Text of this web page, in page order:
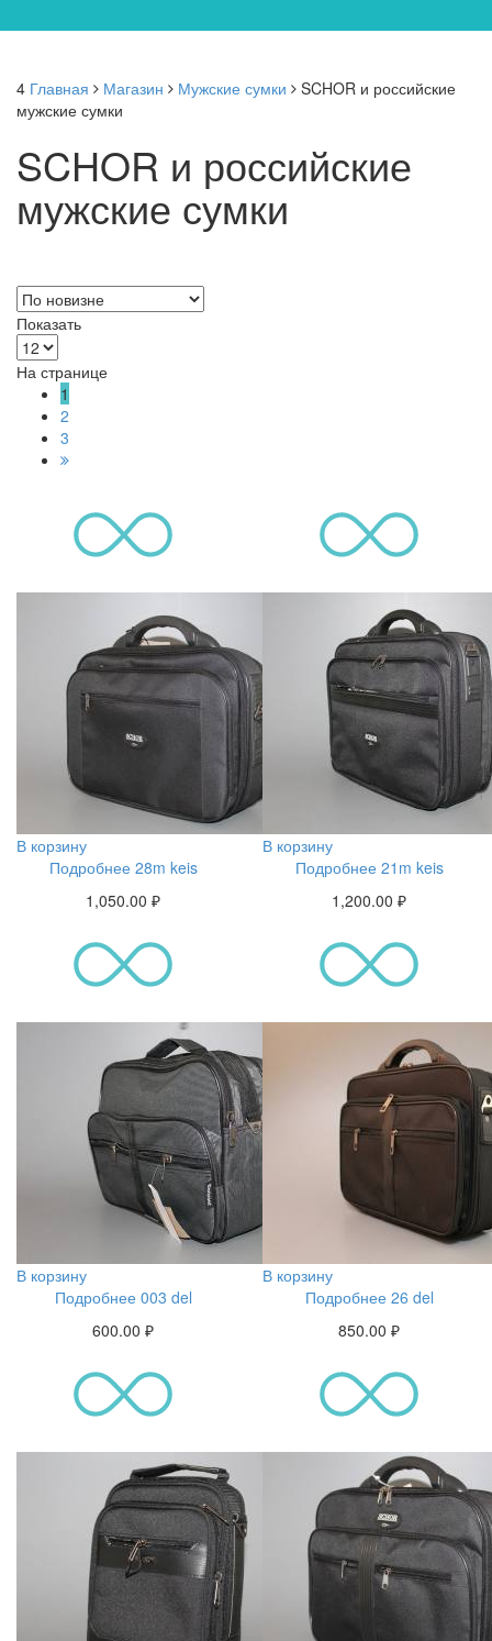
4 Главная Магазин Мужские сумки
SCHOR и российские
мужские сумки
SCHOR и российские
мужские сумки
Показать
На странице
1
2
3
В корзину
Подробнее 28m keis
1,050.00 ₽
В корзину
Подробнее 21m keis
1,200.00 ₽
В корзину
Подробнее 003 del
600.00 ₽
В корзину
Подробнее 26 del
850.00 ₽